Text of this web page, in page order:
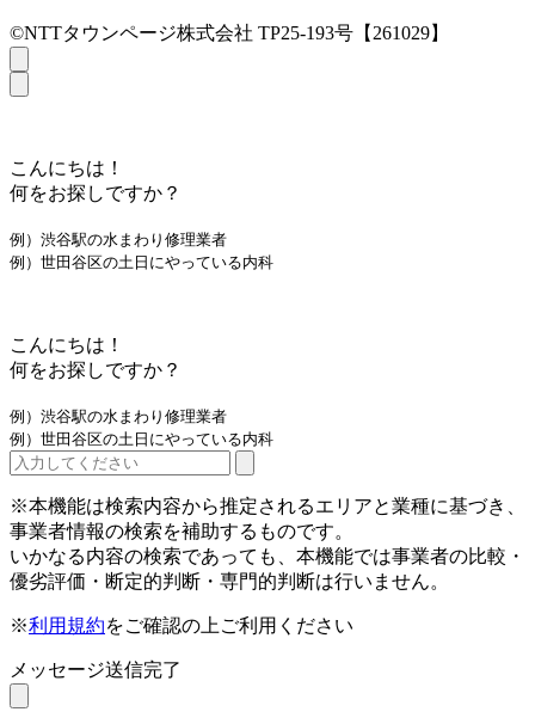
©NTTタウンページ株式会社 TP25-193号【261029】
こんにちは！
何をお探しですか？
例）渋谷駅の水まわり修理業者
例）世田谷区の土日にやっている内科
こんにちは！
何をお探しですか？
例）渋谷駅の水まわり修理業者
例）世田谷区の土日にやっている内科
※本機能は検索内容から推定されるエリアと業種に基づき、
事業者情報の検索を補助するものです。
いかなる内容の検索であっても、本機能では事業者の比較・
優劣評価・断定的判断・専門的判断は行いません。
※利用規約をご確認の上ご利用ください
メッセージ送信完了